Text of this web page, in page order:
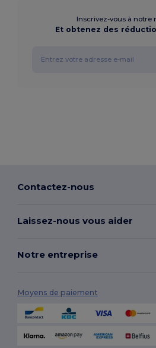
Inscrivez-vous à notre
Et obtenez des
Contactez-nous
Laissez-nous vous aider
Notre entreprise
Moyens de paiement